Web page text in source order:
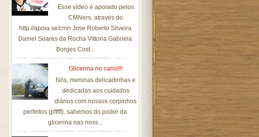
Esse vídeo é apoiado pelos
CMNers, através do
http://apoia.se/cmn Jose Roberto Silveira
Daniel Soares da Rocha Vittoria Gabriela
Borges Cost...
Glicerina no carro!!!
Nós, meninas delicadinhas e
dedicadas aos cuidados
diários com nossos corpinhos
perfeitos (pfffff), sabemos do poder da
glicerina nas noss...